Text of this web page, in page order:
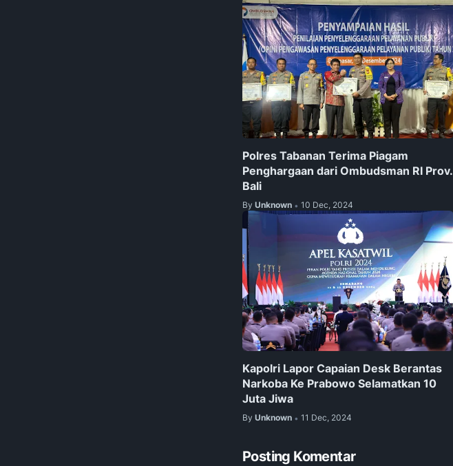
Polres Tabanan Terima Piagam
Penghargaan dari Ombudsman RI Prov.
Bali
By Unknown • 10 Dec, 2024
Kapolri Lapor Capaian Desk Berantas
Narkoba Ke Prabowo Selamatkan 10
Juta Jiwa
By Unknown • 11 Dec, 2024
Posting Komentar